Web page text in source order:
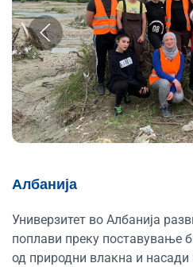
Албанија
Универзитет во Албанија
поплави преку поставување
од природни влакна и насади